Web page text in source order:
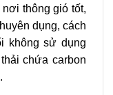
thông gió tốt,
dụng, cách
không sử dụng
chứa carbon